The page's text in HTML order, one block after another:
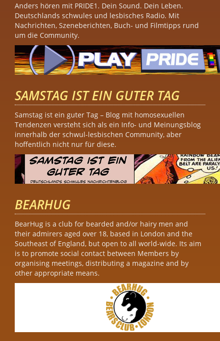
Anders hören mit PRIDE1. Dein Sound. Dein Leben.
Deutschlands schwules und lesbisches Radio. Mit
Nachrichten, Szeneberichten, Buch- und Filmtipps rund
um die Community.
SAMSTAG IST EIN GUTER TAG
Samstag ist ein guter Tag – Blog mit homosexuellen
Tendenzen versteht sich als ein Info- und Meinungsblog
innerhalb der schwul-lesbischen Community, aber
hoffentlich nicht nur für diese.
BEARHUG
BearHug is a club for bearded and/or hairy men and
their admirers aged over 18, based in London and the
Southeast of England, but open to all world-wide. Its aim
is to promote social contact between Members by
organising meetings, distributing a magazine and by
other appropriate means.